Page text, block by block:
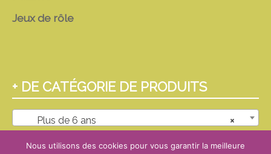
Jeux de rôle
+ DE CATÉGORIE DE PRODUITS
×
Plus de 6 ans
Nous utilisons des cookies pour vous garantir la meilleure